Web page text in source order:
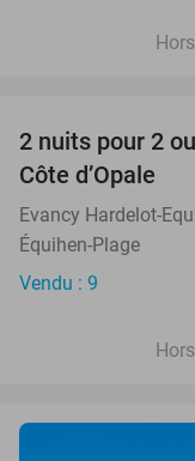
2 nuits pour 2
Côte d’Opale
Evancy Hardelot-
Équihen-Plage
Vendu : 9